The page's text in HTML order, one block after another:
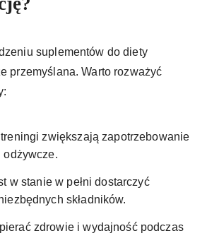
suplementów do diety
przemyślana. Warto rozważyć
treningi zwiększają zapotrzebowanie
odżywcze.
w stanie w pełni dostarczyć
składników.
zdrowie i wydajność podczas